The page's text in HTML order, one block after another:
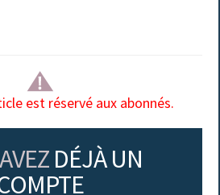
est réservé aux abonnés.
DÉJÀ UN